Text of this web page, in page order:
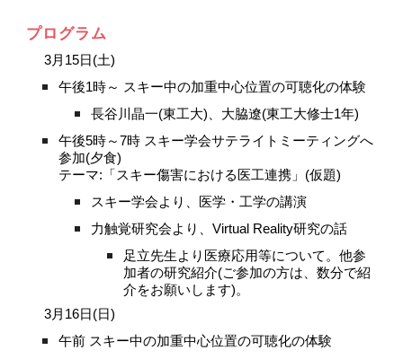
プログラム
3月15日(土)
午後1時～ スキー中の加重中心位置の可聴化の体験
長谷川晶一(東工大)、大脇遼(東工大修士1年)
午後5時～7時 スキー学会サテライトミーティングへ
参加(夕食)
テーマ:「スキー傷害における医工連携」(仮題)
スキー学会より、医学・工学の講演
力触覚研究会より、Virtual Reality研究の話
足立先生より医療応用等について。他参
加者の研究紹介(ご参加の方は、数分で紹
介をお願いします)。
3月16日(日)
午前 スキー中の加重中心位置の可聴化の体験